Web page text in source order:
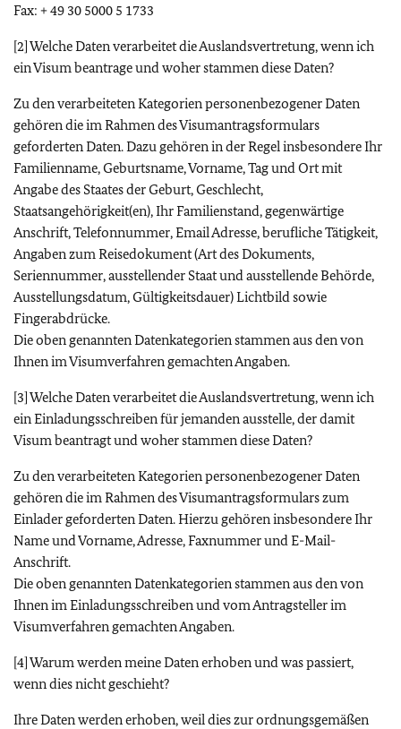
Fax: + 49 30 5000 5 1733
[2] Welche Daten verarbeitet die Auslandsvertretung, wenn ich
ein Visum beantrage und woher stammen diese Daten?
Zu den verarbeiteten Kategorien personenbezogener Daten
gehören die im Rahmen des Visumantragsformulars
geforderten Daten. Dazu gehören in der Regel insbesondere Ihr
Familienname, Geburtsname, Vorname, Tag und Ort mit
Angabe des Staates der Geburt, Geschlecht,
Staatsangehörigkeit(en), Ihr Familienstand, gegenwärtige
Anschrift, Telefonnummer, Email Adresse, berufliche Tätigkeit,
Angaben zum Reisedokument (Art des Dokuments,
Seriennummer, ausstellender Staat und ausstellende Behörde,
Ausstellungsdatum, Gültigkeitsdauer) Lichtbild sowie
Fingerabdrücke.
Die oben genannten Datenkategorien stammen aus den von
Ihnen im Visumverfahren gemachten Angaben.
[3] Welche Daten verarbeitet die Auslandsvertretung, wenn ich
ein Einladungsschreiben für jemanden ausstelle, der damit
Visum beantragt und woher stammen diese Daten?
Zu den verarbeiteten Kategorien personenbezogener Daten
gehören die im Rahmen des Visumantragsformulars zum
Einlader geforderten Daten. Hierzu gehören insbesondere Ihr
Name und Vorname, Adresse, Faxnummer und E-Mail-
Anschrift.
Die oben genannten Datenkategorien stammen aus den von
Ihnen im Einladungsschreiben und vom Antragsteller im
Visumverfahren gemachten Angaben.
[4] Warum werden meine Daten erhoben und was passiert,
wenn dies nicht geschieht?
Ihre Daten werden erhoben, weil dies zur ordnungsgemäßen